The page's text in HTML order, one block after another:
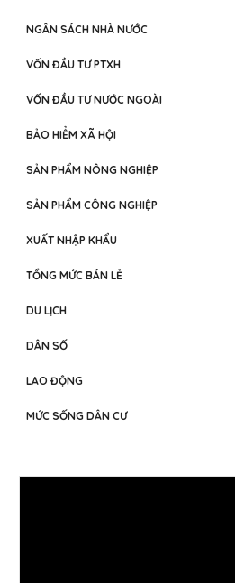
NGÂN SÁCH NHÀ NƯỚC
VỐN ĐẦU TƯ PTXH
VỐN ĐẦU TƯ NƯỚC NGOÀI
BẢO HIỂM XÃ HỘI
SẢN PHẨM NÔNG NGHIỆP
SẢN PHẨM CÔNG NGHIỆP
XUẤT NHẬP KHẨU
TỔNG MỨC BÁN LẺ
DU LỊCH
DÂN SỐ
LAO ĐỘNG
MỨC SỐNG DÂN CƯ